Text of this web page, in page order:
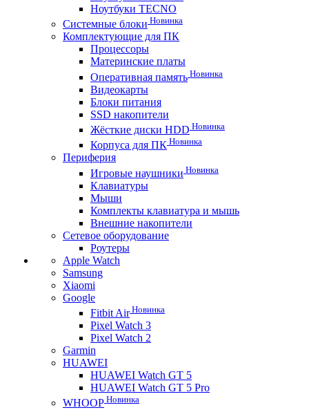
Ноутбуки TECNO
Системные блоки Новинка
Комплектующие для ПК
Процессоры
Материнские платы
Оперативная память Новинка
Видеокарты
Блоки питания
SSD накопители
Жёсткие диски HDD Новинка
Корпуса для ПК Новинка
Периферия
Игровые наушники Новинка
Клавиатуры
Мыши
Комплекты клавиатура и мышь
Внешние накопители
Сетевое оборудование
Роутеры
Apple Watch
Samsung
Xiaomi
Google
Fitbit AirНовинка
Pixel Watch 3
Pixel Watch 2
Garmin
HUAWEI
HUAWEI Watch GT 5
HUAWEI Watch GT 5 Pro
WHOOP Новинка